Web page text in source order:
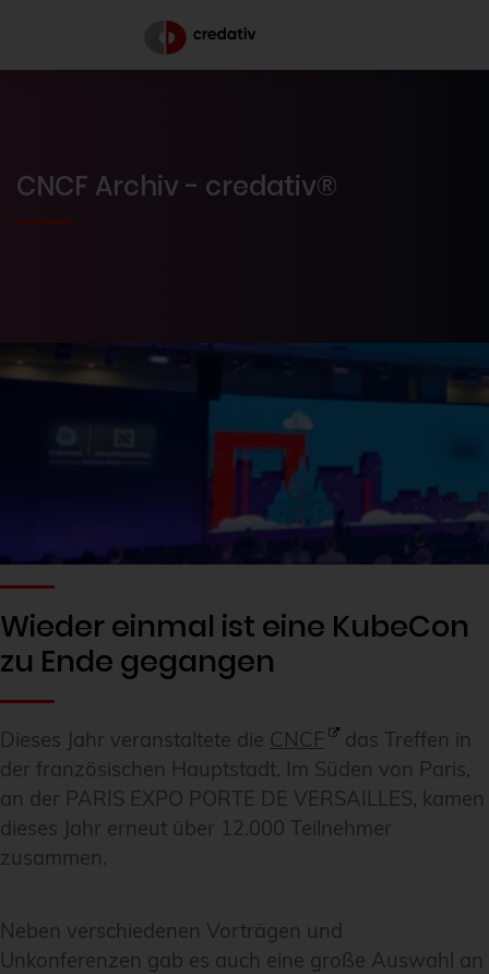
CNCF Archiv - credativ®
Wieder einmal ist eine KubeCon
zu Ende gegangen
Dieses Jahr veranstaltete die CNCF
das Treffen in
der französischen Hauptstadt. Im Süden von Paris,
an der PARIS EXPO PORTE DE VERSAILLES, kamen
dieses Jahr erneut über 12.000 Teilnehmer
zusammen.
Neben verschiedenen Vorträgen und
Unkonferenzen gab es auch eine große Auswahl an